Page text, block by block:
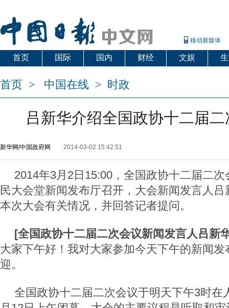
移动新媒体
首页 国际 国内 财经 文娱
首页 > 中国在线 > 时政
吕新华介绍全国政协十二届
新华网/中国政府网 2014-03-02 15:42:51
2014年3月2日15:00，全国政协十二届二
民大会堂新闻发布厅召开，大会新闻发言人
本次大会有关情况，并回答记者提问。
[全国政协十二届二次会议新闻发言人吕新
大家下午好！我对大家参加今天下午的新闻
迎。
全国政协十二届二次会议于明天下午3时在